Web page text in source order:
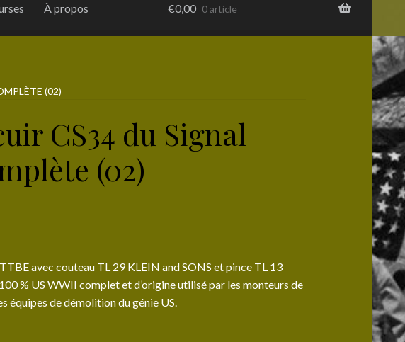
À propos €0,00 0 article
(02)
CS34 du Signal
(02)
avec couteau TL 29 KLEIN and SONS et pince TL 13
% US WWII complet et d’origine utilisé par les monteurs de
équipes de démolition du génie US.